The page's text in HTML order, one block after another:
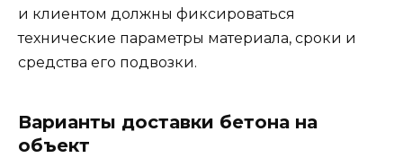
и клиентом должны фиксироваться
технические параметры материала, сроки и
средства его подвозки.
Варианты доставки бетона на
объект